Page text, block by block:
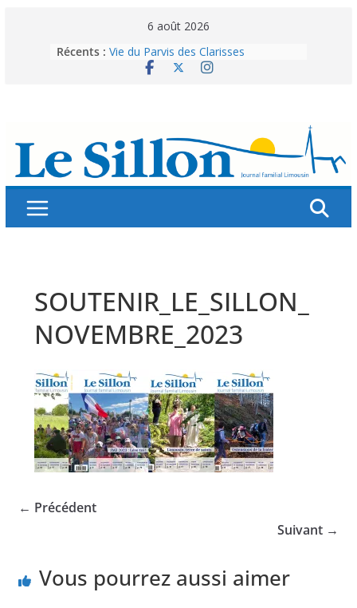
6 août 2026
Récents : Vie du Parvis des Clarisses
La brochure « Des vacances
Splendeurs murales de nos églises
Abonnez-vous ! Réabonnez-vous !
SOUTENIR_LE_SILLON_
NOVEMBRE_2023
← Précédent
Suivant →
Vous pourrez aussi aimer